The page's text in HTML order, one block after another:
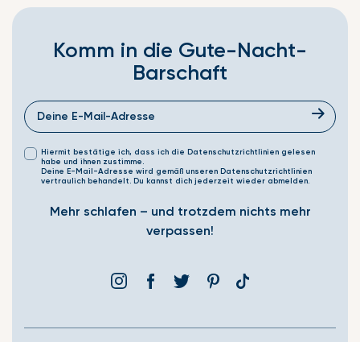
Komm in die Gute-Nacht-
Barschaft
Hiermit bestätige ich, dass ich die Datenschutzrichtlinien gelesen
habe und ihnen zustimme.
Deine E-Mail-Adresse wird gemäß unseren Datenschutzrichtlinien
vertraulich behandelt. Du kannst dich jederzeit wieder abmelden.
Mehr schlafen – und trotzdem nichts mehr
verpassen!
InstagramFacebookÞjórsárdenPinterestTranslation